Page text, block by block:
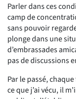
Parler dans ces
camp de
sans pouvoir
plonge dans une
d’embrassades
pas de discussions
Par le passé,
ce que j’ai vécu, il